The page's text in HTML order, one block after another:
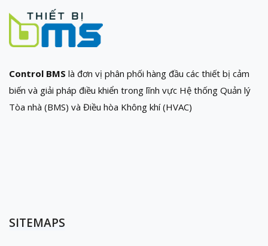
Control BMS là đơn vị phân phối hàng đầu các thiết bị cảm
biến và giải pháp điều khiển trong lĩnh vực Hệ thống Quản lý
Tòa nhà (BMS) và Điều hòa Không khí (HVAC)
SITEMAPS